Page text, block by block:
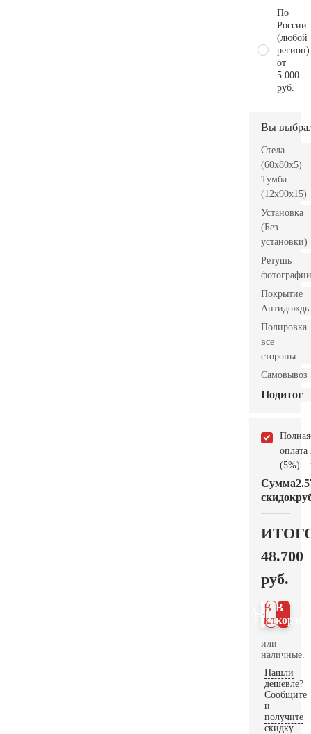
По
России
(любой
регион)
от
5.000
руб.
Вы
Стела
(60x80x5)
Тумба
(12x90x15)
Установка
(Без
установки)
Ретушь
фотографии
Покрытие
Антидождь
Полировка
все
стороны
Самовывоз
Подитог
Полная
оплата
(5%)
Сумма
скидок
48.700
руб.
В
В 1
клик
или
наличные.
Нашли
дешевле?
Сообщите
и
получите
скидку.